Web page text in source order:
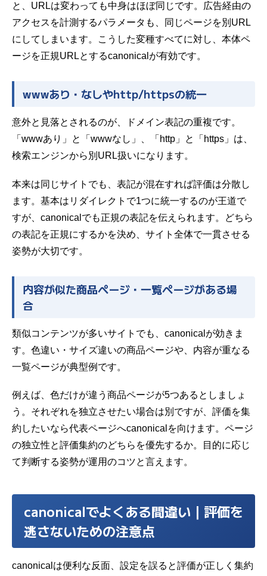
と、URLは変わっても中身はほぼ同じです。広告経由の
アクセスを計測するパラメータも、同じページを別URL
にしてしまいます。こうした変種すべてに対し、本体ペ
ージを正規URLとするcanonicalが有効です。
wwwあり・なしやhttp/httpsの統一
意外と見落とされるのが、ドメイン表記の重複です。
「wwwあり」と「wwwなし」、「http」と「https」は、
検索エンジンから別URL扱いになります。
本来は同じサイトでも、表記が混在すれば評価は分散し
ます。基本はリダイレクトで1つに統一するのが王道で
すが、canonicalでも正規の表記を伝えられます。どちら
の表記を正規にするかを決め、サイト全体で一貫させる
姿勢が大切です。
内容が似た商品ページ・一覧ページがある場
合
類似コンテンツが多いサイトでも、canonicalが効きま
す。色違い・サイズ違いの商品ページや、内容が重なる
一覧ページが典型例です。
例えば、色だけが違う商品ページが5つあるとしましょ
う。それぞれを独立させたい場合は別ですが、評価を集
約したいなら代表ページへcanonicalを向けます。ページ
の独立性と評価集約のどちらを優先するか。目的に応じ
て判断する姿勢が運用のコツと言えます。
canonicalでよくある間違い｜評価を
逃さないための注意点
canonicalは便利な反面、設定を誤ると評価が正しく集約